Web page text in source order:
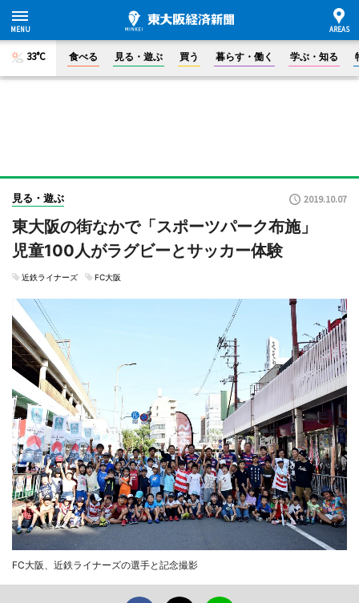
33°C 食べる 見る・遊ぶ 買う 暮らす・働く 学ぶ・知る
見る・遊ぶ 2019.10.07
東大阪の街なかで「スポーツパーク布施」
児童100人がラグビーとサッカー体験
近鉄ライナーズ FC大阪
FC大阪、近鉄ライナーズの選手と記念撮影